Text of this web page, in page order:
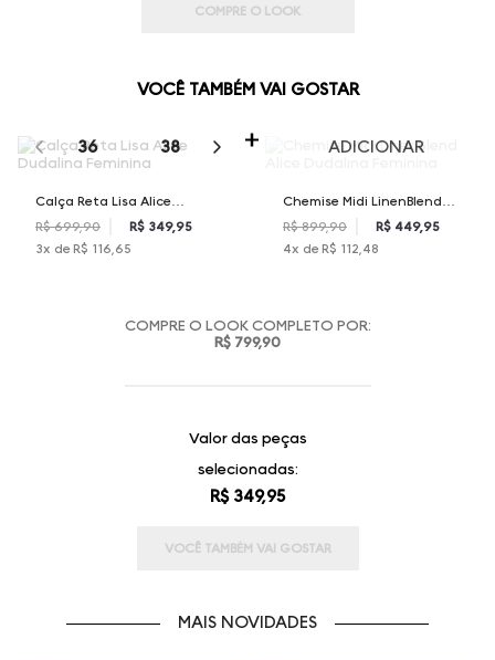
COMPRE O LOOK
VOCÊ TAMBÉM VAI GOSTAR
36 38 40 42 44
Calça Reta Lisa Alice
Dudalina Feminina
R$ 699,90
R$ 349,95
3x de R$ 116,65
ADICIONAR
Chemise Midi LinenBlend
Alice Dudalina Feminina
R$ 899,90
R$ 449,95
4x de R$ 112,48
COMPRE O LOOK COMPLETO POR:
R$ 799,90
Valor das peças
selecionadas:
R$ 349,95
VOCÊ TAMBÉM VAI GOSTAR
MAIS NOVIDADES